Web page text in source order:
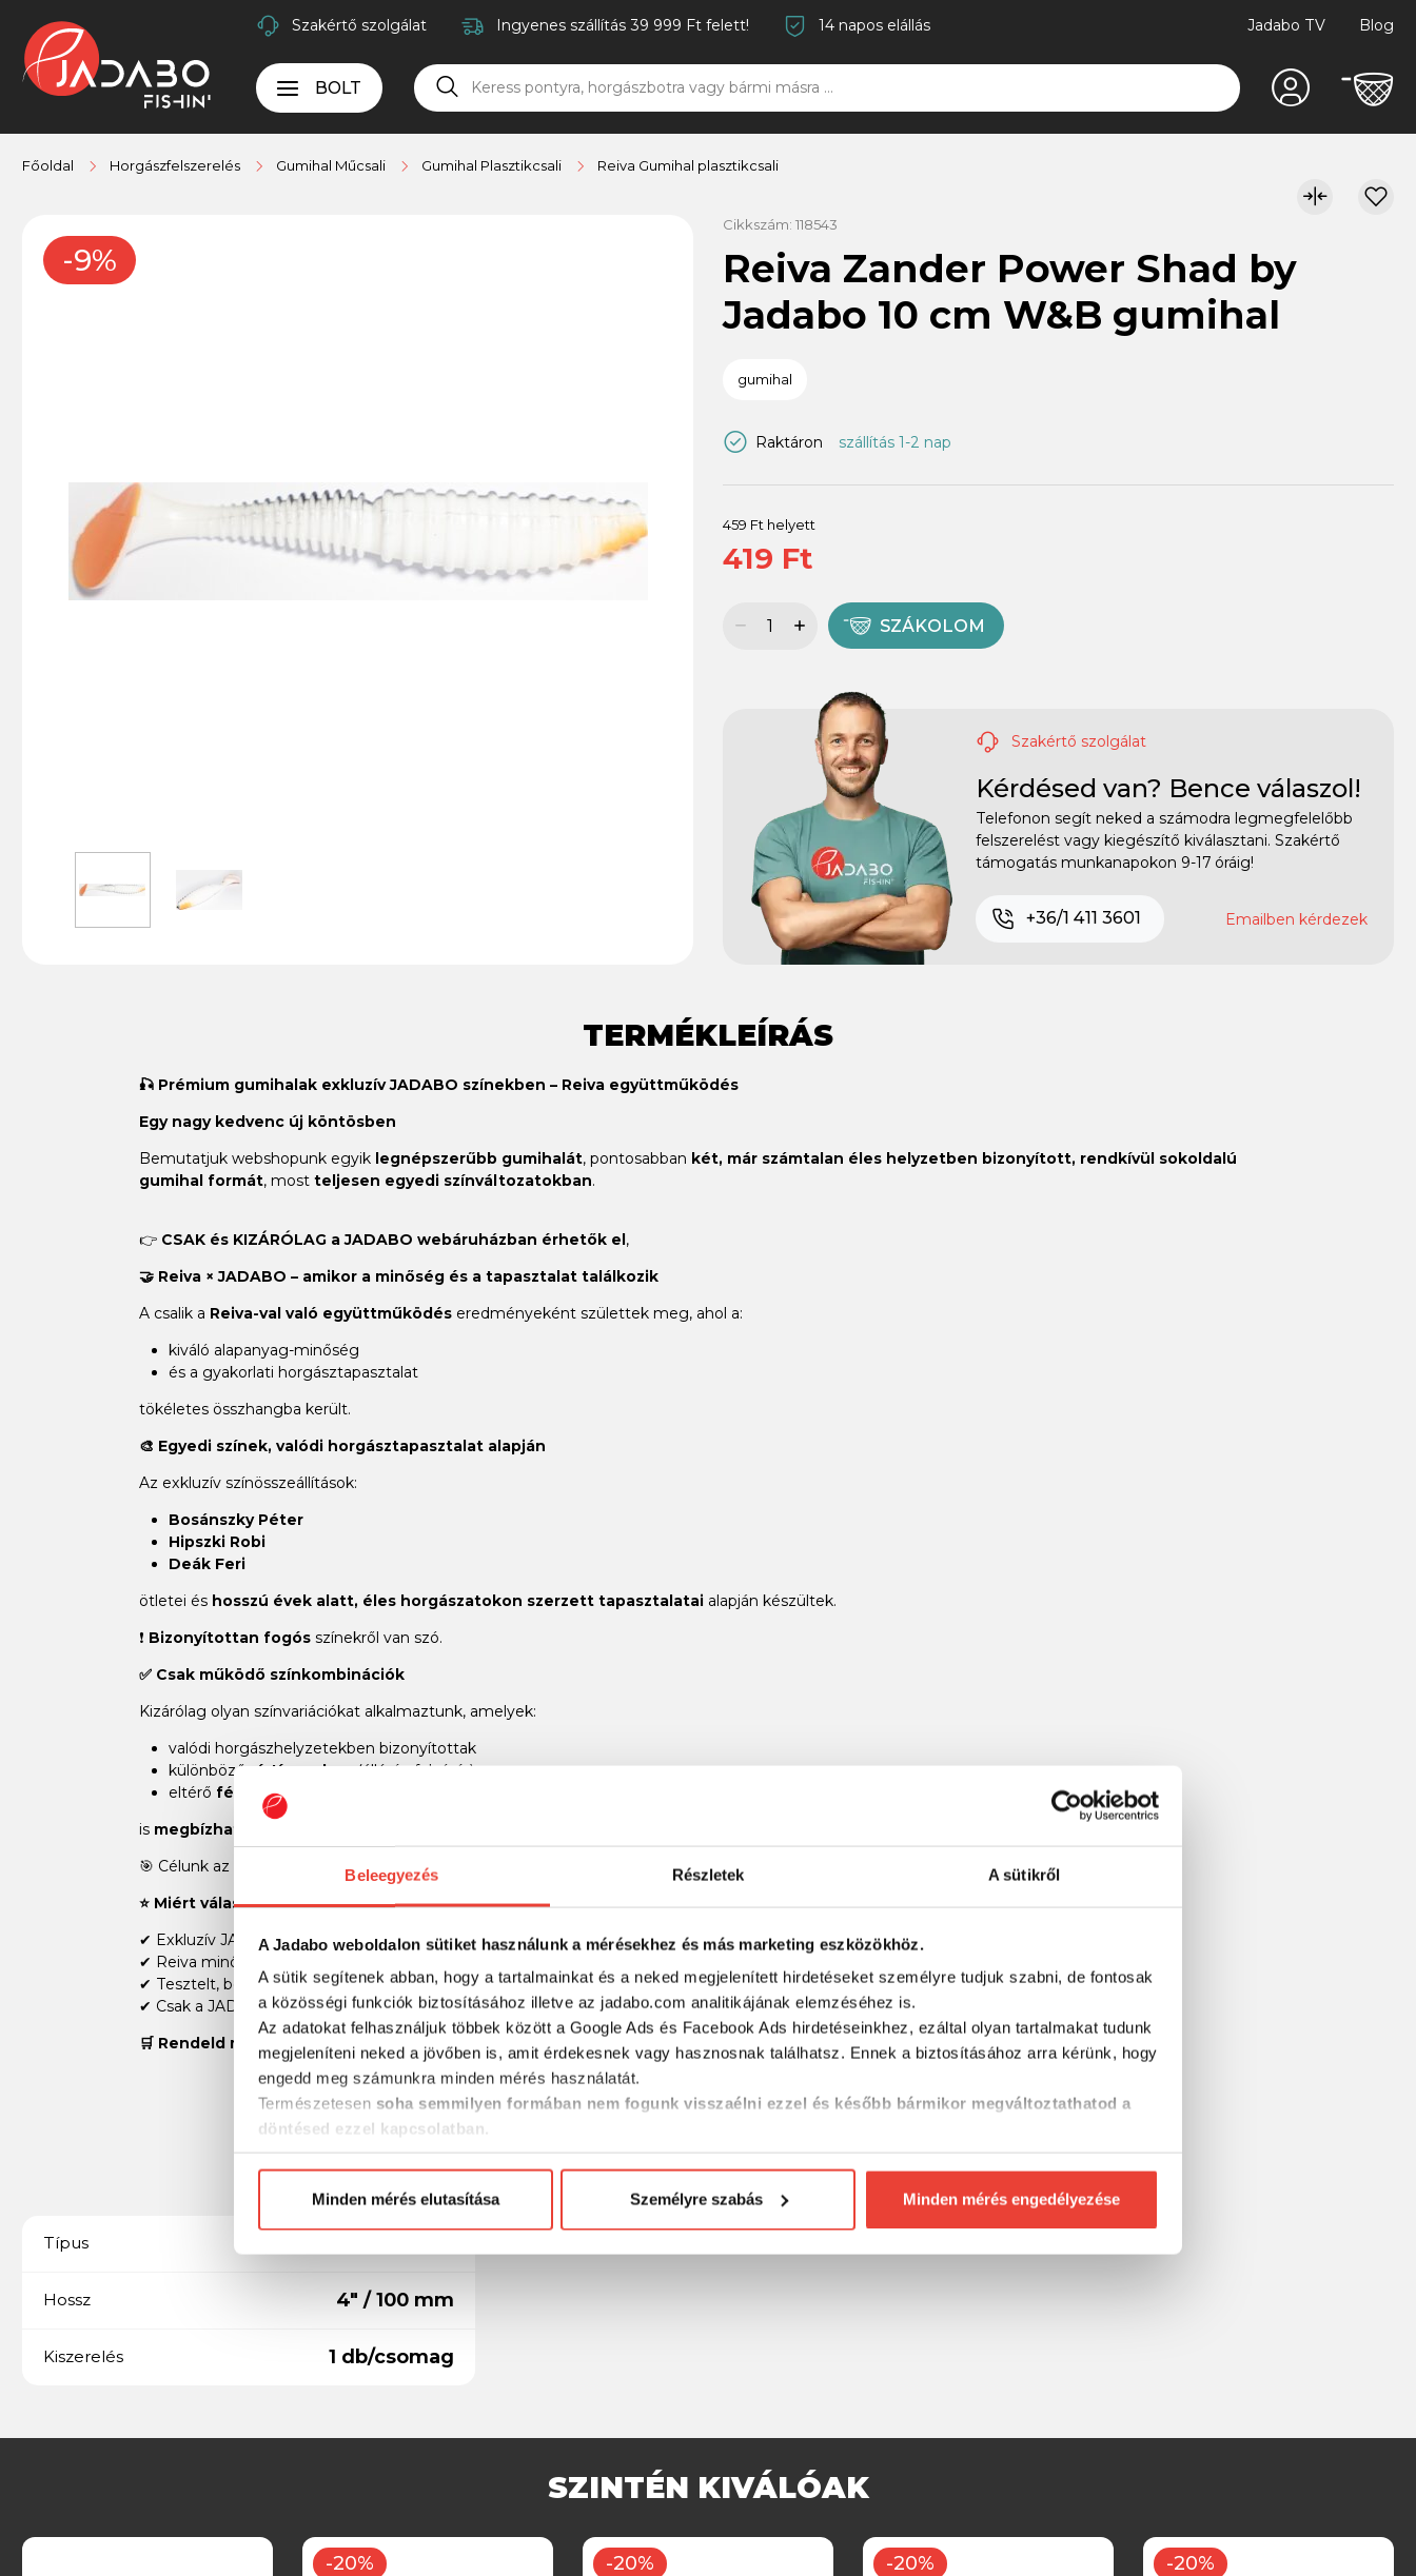
Beleegyezés Részletek A sütikről
A Jadabo weboldalon sütiket használunk a mérésekhez és más marketing eszközökhöz.
A sütik segítenek abban, hogy a tartalmainkat és a neked megjelenített hirdetéseket személyre tudjuk szabni, de fontosak
a közösségi funkciók biztosításához illetve az jadabo.com analitikájának elemzéséhez is.
Az adatokat felhasználjuk többek között a Google Ads és Facebook Ads hirdetéseinkhez, ezáltal olyan tartalmakat tudunk
megjeleníteni neked a jövőben is, amit érdekesnek vagy hasznosnak találhatsz. Ennek a biztosításához arra kérünk, hogy
engedd meg számunkra minden mérés használatát.
Természetesen soha semmilyen formában nem fogunk visszaélni ezzel és később bármikor megváltoztathatod a
döntésed ezzel kapcsolatban.
Előre is köszönjük!
Minden mérés elutasítása Személyre szabás Minden mérés engedélyezése
Szakértő szolgálat Ingyenes szállítás 39 999 Ft felett! 14 napos elállás Jadabo TV Blog
BOLT
Főoldal Horgászfelszerelés Gumihal Műcsali Gumihal Plasztikcsali Reiva Gumihal plasztikcsali
-9%
Cikkszám: 118543
Reiva Zander Power Shad by
Jadabo 10 cm W&B gumihal
gumihal
Raktáron szállítás 1-2 nap
459 Ft helyett
419 Ft
SZÁKOLOM
Szakértő szolgálat
Kérdésed van? Bence válaszol!
Telefonon segít neked a számodra legmegfelelőbb
felszerelést vagy kiegészítő kiválasztani. Szakértő
támogatás munkanapokon 9-17 óráig!
+36/1 411 3601 Emailben kérdezek
TERMÉKLEÍRÁS
🎣 Prémium gumihalak exkluzív JADABO színekben – Reiva együttműködés
Egy nagy kedvenc új köntösben
Bemutatjuk webshopunk egyik legnépszerűbb gumihalát, pontosabban két, már számtalan éles helyzetben bizonyított, rendkívül sokoldalú
gumihal formát, most teljesen egyedi színváltozatokban.
👉 CSAK és KIZÁRÓLAG a JADABO webáruházban érhetők el,
🤝 Reiva × JADABO – amikor a minőség és a tapasztalat találkozik
A csalik a Reiva-val való együttműködéseredményeként születtek meg, ahol a:
kiváló alapanyag-minőség
és a gyakorlati horgásztapasztalat
tökéletes összhangba került.
🎨 Egyedi színek, valódi horgásztapasztalat alapján
Az exkluzív színösszeállítások:
Bosánszky Péter
Hipszki Robi
Deák Feri
ötletei és hosszú évek alatt, éles horgászatokon szerzett tapasztalatai alapján készültek.
❗ Bizonyítottan fogósszínekről van szó.
✅ Csak működő színkombinációk
Kizárólag olyan színvariációkat alkalmaztunk, amelyek:
valódi horgászhelyzetekben bizonyítottak
különböző
víztípusokon(állóvíz, folyóvíz)
eltérő fényviszonyok között
is megbízhatóan teljesítenek
🎯 Célunk az volt, hogy
a lehető legeredményesebb gumihalakat
kínáljuk, kompromisszumok nélkül.
⭐ Miért válaszd ezeket a gumihalakat?
✔ Exkluzív JADABO színek
✔ Reiva minőség
✔ Tesztelt, bevált formák
✔ Csak a JADABO webáruházban elérhető
🛒 Rendeld meg most, és horgássz olyan gumihallal, amit nem találsz meg máshol!
RÉSZLETES ADATOK
Típus
Hossz 4" / 100 mm
Kiszerelés 1 db/csomag
SZINTÉN KIVÁLÓAK
-20% -20% -20% -20%